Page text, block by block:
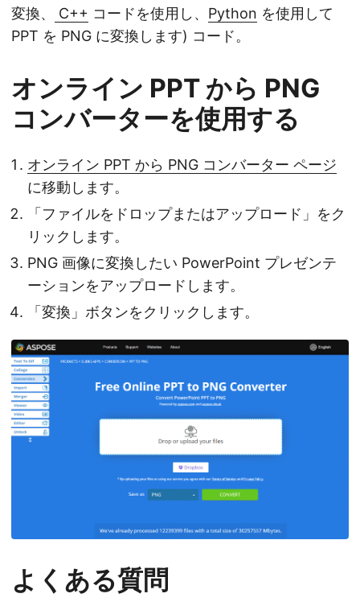
変換、
C++ コードを使用し、 Python を使用して
PPT を PNG に変換します) コード。
オンライン PPT から PNG
コンバーターを使用する
オンライン PPT から PNG コンバーター ページ
に移動します。
「ファイルをドロップまたはアップロード」をク
リックします。
PNG 画像に変換したい PowerPoint プレゼンテ
ーションをアップロードします。
「変換」ボタンをクリックします。
よくある質問